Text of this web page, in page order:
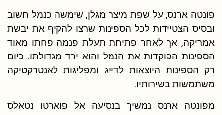
פונטה ארנס, על שפת מיצר מגלן, שימשה כנמל חשוב
ובסיס הצטיידות לכל הספינות שרצו להקיף את יבשת
אמריקה, אך לאחר פתיחת תעלת פנמה פחתו מאוד
הספינות הפוקדות את הנמל והוא ירד מגדולתו. כיום
רק הספינות היוצאות לדייג ומפליגות לאנטרקטיקה
משתמשות בשירותיו.
מפונטה ארנס נמשיך בנסיעה אל פוארטו נטאלס